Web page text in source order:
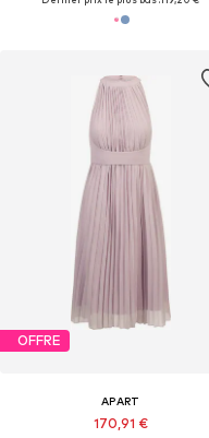
OFFRE
APART
170,91 €